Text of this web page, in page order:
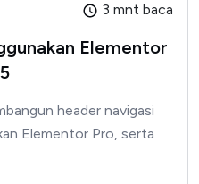
3 mnt baca
Elementor
header navigasi
Elementor Pro, serta